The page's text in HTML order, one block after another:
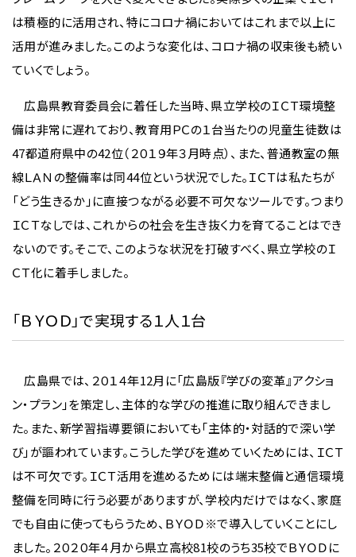
は積極的に活用され、特にコロナ禍においてはこれまで以上に
活用が進みました。このような変化は、コロナ禍の収束後も続い
ていくでしょう。
広島県教育委員会に着任した当時、県立学校のＩＣＴ環境整
備は非常に遅れており、教育用ＰＣの１台当たりの児童生徒数は
47都道府県中の42位（２０１９年３月時点）、また、普通教室の無
線ＬＡＮの整備率は同44位という状況でした。ＩＣＴは私たちが
「どう生きるか」に直接つながる必要不可欠なツールです。つまり
ＩＣＴなしでは、これからの社会を生き抜く力を育てることはでき
ないのです。そこで、このような状況を打破すべく、県立学校のＩ
ＣＴ化に着手しました。
「ＢＹＯＤ」で実現する１人１台
広島県では、２０１４年12月に「広島版『学びの変革』アクショ
ン・プラン」を策定し、主体的な学びの推進に取り組んできまし
た。また、新学習指導要領においても「主体的・対話的で深い学
び」が謳われています。こうした学びを進めていくためには、ＩＣＴ
は不可欠です。ＩＣＴ活用を進めるためには端末整備と通信環境
整備を同時に行う必要がありますが、学校内だけではなく、家庭
でも自由に使ってもらうため、ＢＹＯＤ※で導入していくことにし
ました。２０２０年４月から県立高校81校のうち35校でＢＹＯＤに